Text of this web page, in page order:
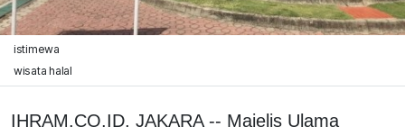
istimewa
wisata halal
IHRAM.CO.ID, JAKARA -- Majelis Ulama